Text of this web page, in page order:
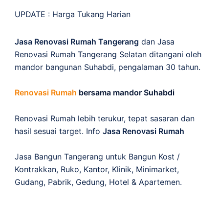
UPDATE : Harga Tukang Harian
Jasa Renovasi Rumah Tangerang dan Jasa
Renovasi Rumah Tangerang Selatan ditangani oleh
mandor bangunan Suhabdi, pengalaman 30 tahun.
Renovasi Rumah bersama mandor Suhabdi
Renovasi Rumah lebih terukur, tepat sasaran dan
hasil sesuai target. Info Jasa Renovasi Rumah
Jasa Bangun Tangerang untuk Bangun Kost /
Kontrakkan, Ruko, Kantor, Klinik, Minimarket,
Gudang, Pabrik, Gedung, Hotel & Apartemen.